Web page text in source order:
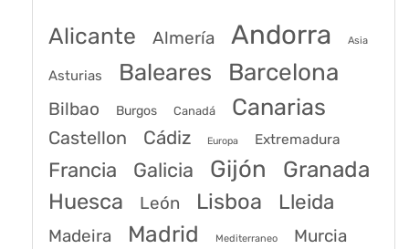
Alicante Almería Andorra Asia
Asturias Baleares Barcelona
Bilbao Burgos Canadá Canarias
Castellon Cádiz Europa Extremadura
Francia Galicia Gijón Granada
Huesca León Lisboa Lleida
Madeira Madrid Mediterraneo Murcia